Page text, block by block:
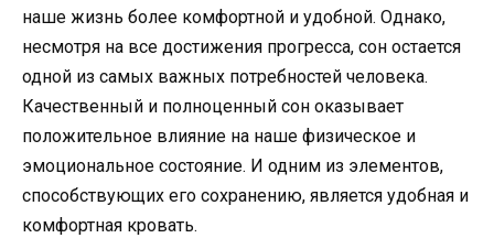
наше жизнь более комфортной и удобной. Однако,
несмотря на все достижения прогресса, сон остается
одной из самых важных потребностей человека.
Качественный и полноценный сон оказывает
положительное влияние на наше физическое и
эмоциональное состояние. И одним из элементов,
способствующих его сохранению, является удобная и
комфортная кровать.